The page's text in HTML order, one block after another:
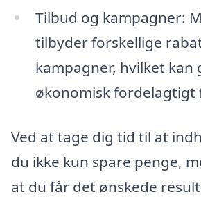
Tilbud og kampagner:
tilbyder forskellige
kampagner, hvilket kan
økonomisk fordelagtigt
Ved at tage dig tid til at
du ikke kun spare penge,
at du får det ønskede